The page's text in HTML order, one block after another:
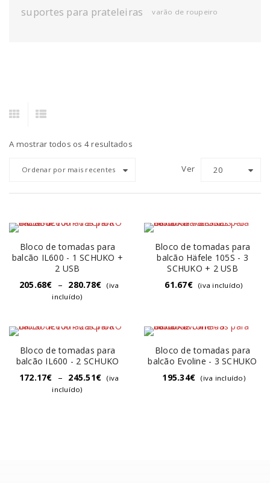
suportes para prateleiras varão de roupeiro
A mostrar todos os 4 resultados
Ordenar por mais recentes Ver 20
Bloco de tomadas para
balcão IL600 - 1 SCHUKO +
2 USB
205.68€ – 280.78€
(iva
incluído)
Bloco de tomadas para
balcão Häfele 105S - 3
SCHUKO + 2 USB
61.67€ (iva incluído)
Bloco de tomadas para
balcão IL600 - 2 SCHUKO
172.17€ – 245.51€
(iva
incluído)
Bloco de tomadas para
balcão Evoline - 3 SCHUKO
195.34€ (iva incluído)